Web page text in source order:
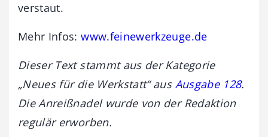
verstaut.
Mehr Infos:www.feinewerkzeuge.de
Dieser Text stammt aus der Kategorie
„Neues für die Werkstatt“ aus Ausgabe 128.
Die Anreißnadel wurde von der Redaktion
regulär erworben.